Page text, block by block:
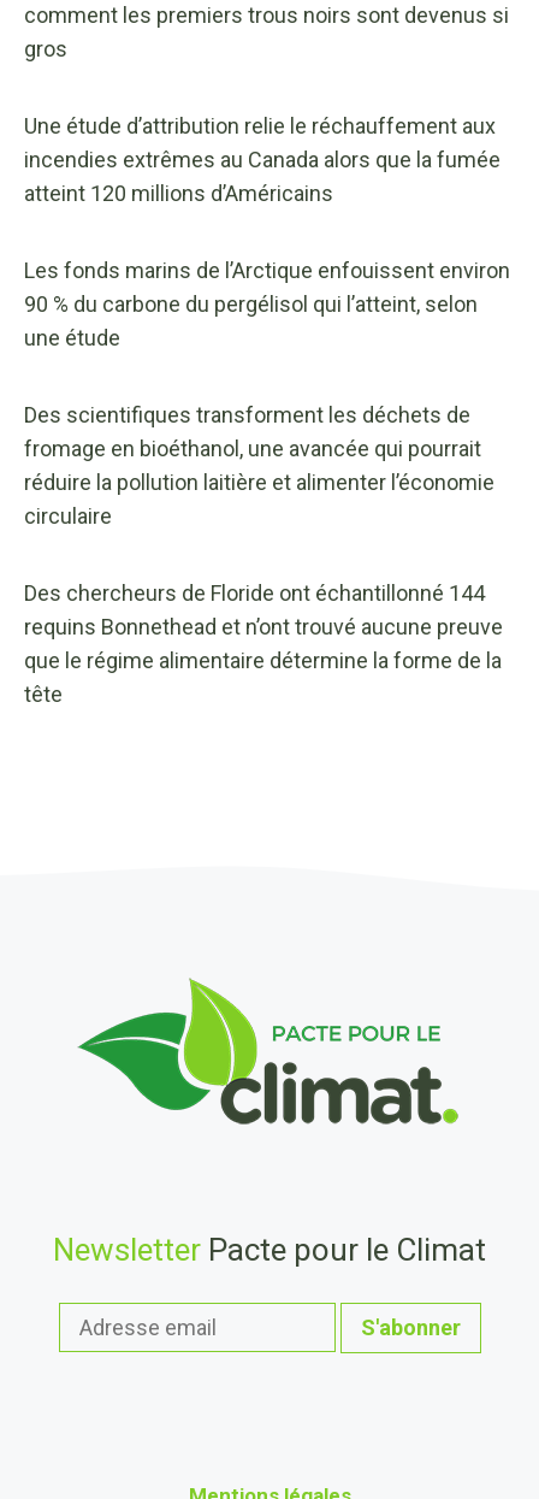
comment les premiers trous noirs sont devenus si
gros
Une étude d’attribution relie le réchauffement aux
incendies extrêmes au Canada alors que la fumée
atteint 120 millions d’Américains
Les fonds marins de l’Arctique enfouissent environ
90 % du carbone du pergélisol qui l’atteint, selon
une étude
Des scientifiques transforment les déchets de
fromage en bioéthanol, une avancée qui pourrait
réduire la pollution laitière et alimenter l’économie
circulaire
Des chercheurs de Floride ont échantillonné 144
requins Bonnethead et n’ont trouvé aucune preuve
que le régime alimentaire détermine la forme de la
tête
Newsletter Pacte pour le Climat